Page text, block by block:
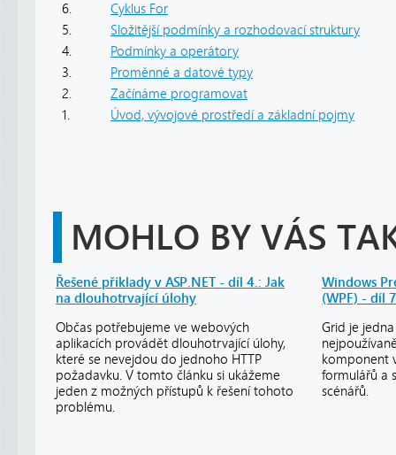
6.
Cyklus For
5.
Složitější podmínky a rozhodovací struktury
4.
Podmínky a operátory
3.
Proměnné a datové typy
2.
Začínáme programovat
1.
Úvod, vývojové prostředí a základní pojmy
MOHLO BY VÁS
Řešené příklady v ASP.NET - díl 4.: Jak
na dlouhotrvající úlohy
Občas potřebujeme ve webových
aplikacích provádět dlouhotrvající úlohy,
které se nevejdou do jednoho HTTP
požadavku. V tomto článku si ukážeme
jeden z možných přístupů k řešení tohoto
problému.
Windows
(WPF) - díl
Grid je
komponent
formulářů a
scénářů.